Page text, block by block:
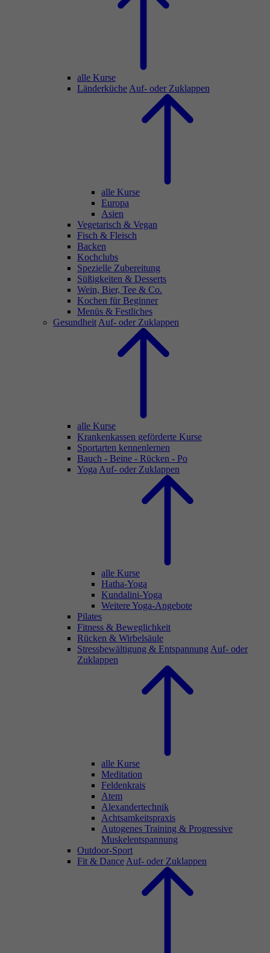
alle Kurse
Länderküche Auf- oder Zuklappen
alle Kurse
Europa
Asien
Vegetarisch & Vegan
Fisch & Fleisch
Backen
Kochclubs
Spezielle Zubereitung
Süßigkeiten & Desserts
Wein, Bier, Tee & Co.
Kochen für Beginner
Menüs & Festliches
Gesundheit Auf- oder Zuklappen
alle Kurse
Krankenkassen geförderte Kurse
Sportarten kennenlernen
Bauch - Beine - Rücken - Po
Yoga Auf- oder Zuklappen
alle Kurse
Hatha-Yoga
Kundalini-Yoga
Weitere Yoga-Angebote
Pilates
Fitness & Beweglichkeit
Rücken & Wirbelsäule
Stressbewältigung & Entspannung Auf- oder
Zuklappen
alle Kurse
Meditation
Feldenkrais
Atem
Alexandertechnik
Achtsamkeitspraxis
Autogenes Training & Progressive
Muskelentspannung
Outdoor-Sport
Fit & Dance Auf- oder Zuklappen